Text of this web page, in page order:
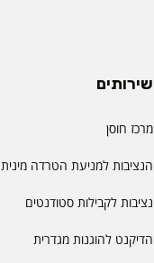
שירותים
מרכז חוסן
הנציבות למניעת הטרדה מינית
נציבות לקבילות סטודנטים
הדיקנט להוגנות מגדרית